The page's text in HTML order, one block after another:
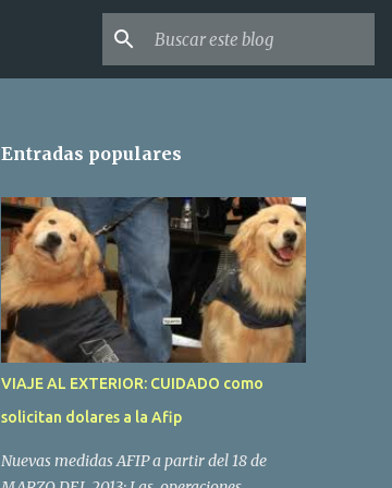
Entradas populares
VIAJE AL EXTERIOR: CUIDADO como
solicitan dolares a la Afip
Nuevas medidas AFIP a partir del 18 de